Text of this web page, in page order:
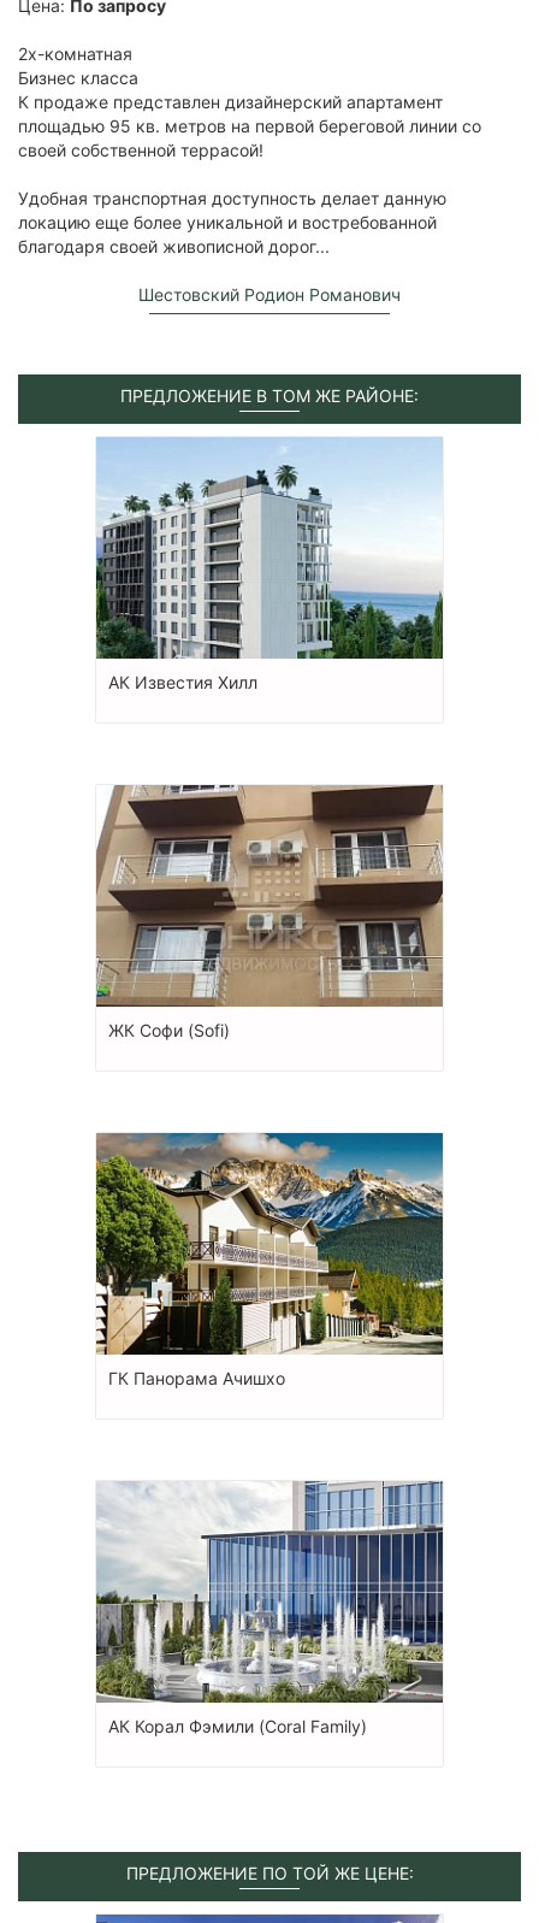
Цена: По запросу
2х-комнатная
Бизнес класса
К продаже представлен дизайнерский апартамент
площадью 95 кв. метров на первой береговой линии со
своей собственной террасой!
Удобная транспортная доступность делает данную
локацию еще более уникальной и востребованной
благодаря своей живописной дорог...
Шестовский Родион Романович
ПРЕДЛОЖЕНИЕ В ТОМ ЖЕ РАЙОНЕ:
АК Известия Хилл
ЖК Софи (Sofi)
ГК Панорама Ачишхо
АК Корал Фэмили (Coral Family)
ПРЕДЛОЖЕНИЕ ПО ТОЙ ЖЕ ЦЕНЕ: